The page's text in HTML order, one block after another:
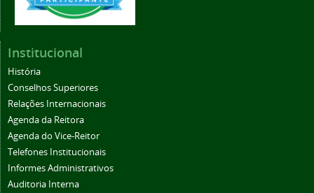
Institucional
História
Conselhos Superiores
Relações Internacionais
Agenda da Reitora
Agenda do Vice-Reitor
Telefones Institucionais
Informes Administrativos
Auditoria Interna